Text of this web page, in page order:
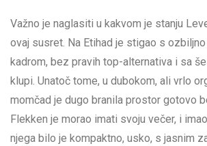
Važno je naglasiti u kakvom je stanju
ovaj susret. Na Etihad je stigao s
kadrom, bez pravih top-alternativa i sa
klupi. Unatoč tome, u dubokom, ali vrlo
momčad je dugo branila prostor gotovo
Flekken je morao imati svoju večer, i
njega bilo je kompaktno, usko, s jasnim